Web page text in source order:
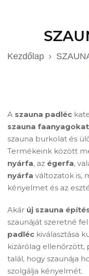
Kezdőlap
A szauna padléc
szauna faanyagokat
szauna burkolat és
Termékeink között
nyárfa, az égerfa,
nyárfa változatok is,
kényelmet és az
Akár új szauna
szaunáját szeretné
padléc kiválasztása
kizárólag
talál, hogy szaunája
szolgálja kényelmét.